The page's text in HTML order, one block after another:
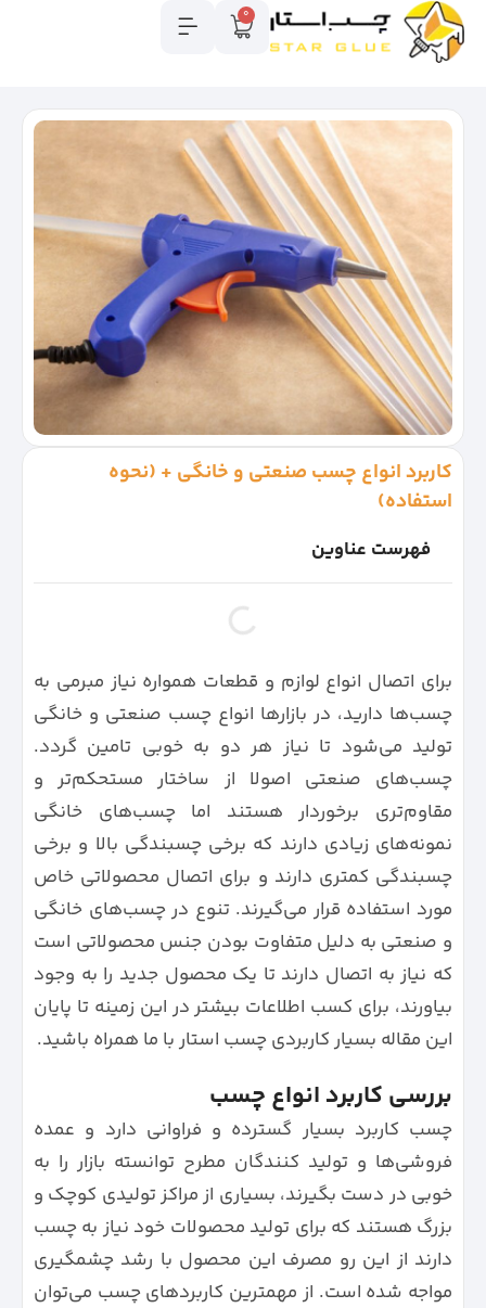
0
کاربرد انواع چسب صنعتی و خانگی + (نحوه
استفاده)
فهرست عناوین
برای اتصال انواع لوازم و قطعات همواره نیاز مبرمی به
چسب‌ها دارید، در بازارها انواع چسب صنعتی و خانگی
تولید می‌شود تا نیاز هر دو به خوبی تامین گردد.
چسب‌های صنعتی اصولا از ساختار مستحکم‌تر و
مقاوم‌تری برخوردار هستند اما چسب‌های خانگی
نمونه‌های زیادی دارند که برخی چسبندگی بالا و برخی
چسبندگی کمتری دارند و برای اتصال محصولاتی خاص
مورد استفاده قرار می‌گیرند. تنوع در چسب‌های خانگی
و صنعتی به دلیل متفاوت بودن جنس محصولاتی است
که نیاز به اتصال دارند تا یک محصول جدید را به وجود
بیاورند، برای کسب اطلاعات بیشتر در این زمینه تا پایان
این مقاله بسیار کاربردی چسب استار با ما همراه باشید.
بررسی کاربرد انواع چسب
چسب کاربرد بسیار گسترده و فراوانی دارد و عمده
فروشی‌ها و تولید کنندگان مطرح توانسته بازار را به
خوبی در دست بگیرند، بسیاری از مراکز تولیدی کوچک و
بزرگ هستند که برای تولید محصولات خود نیاز به چسب
دارند از این رو مصرف این محصول با رشد چشمگیری
مواجه شده است. از مهمترین کاربرد‌های چسب می‌توان